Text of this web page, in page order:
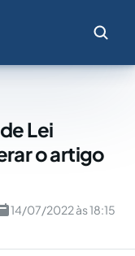
Lei
o artigo
14/07/2022 às 18:15